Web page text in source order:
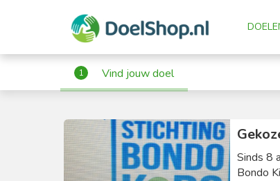
1 Vind jouw doel
Sinds 8
Bondo